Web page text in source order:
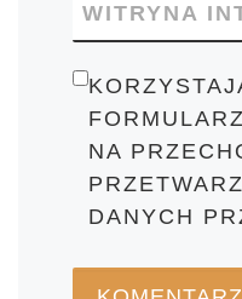
WITRYNA
NA
DANYCH